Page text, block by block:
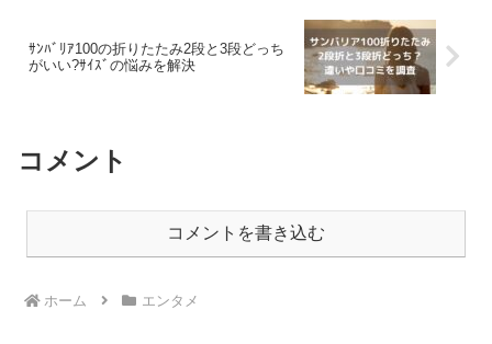
ｻﾝﾊﾞﾘｱ100の折りたたみ2段と3段どっち
がいい?ｻｲｽﾞの悩みを解決
コメント
コメントを書き込む
ホーム エンタメ